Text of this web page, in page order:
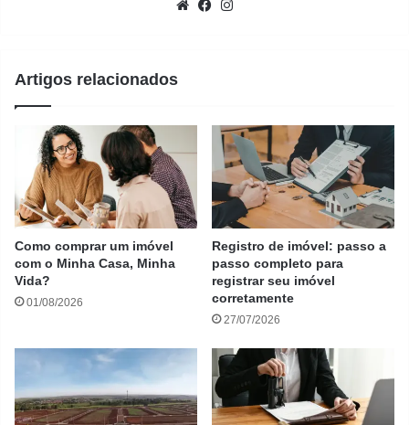
WebsiteFacebook
Artigos relacionados
Como comprar um imóvel
com o Minha Casa, Minha
Vida?
01/08/2026
Registro de imóvel: passo a
passo completo para
registrar seu imóvel
corretamente
27/07/2026